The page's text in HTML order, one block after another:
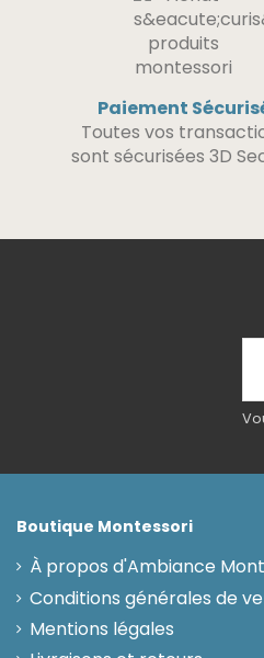
Paiement
Toutes vos
sont sécurisées 3D
Boutique Montessori
À propos d'Ambiance
Conditions générales de
Mentions légales